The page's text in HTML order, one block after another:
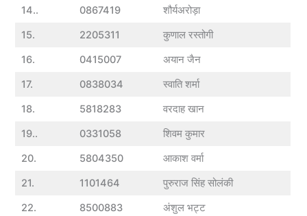
14.. 0867419
शौर्यअरोड़ा
15.
2205311
कुणाल रस्तोगी
16.
0415007
अयान जैन
17.
0838034
स्वाति शर्मा
18.
5818283
वरदाह खान
19..
0331058
शिवम कुमार
20.
5804350
आकाश वर्मा
21.
1101464
पुरुराज सिंह सोलंकी
22.
8500883
अंशुल भट्ट